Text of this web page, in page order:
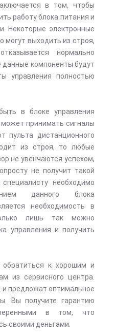
в том, чтобы
работу блока питания и
Некоторые электронные
могут выходить из строя,
нормально
компоненты будут
управления полностью
в блоке управления
принимать сигналы
пульта дистанционного
из строя, то любые
не увенчаются успехом,
не получит такой
необходимо
данного блока
необходимость в
лишь так можно
управления и получить
к хорошим и
из сервисного центра.
предложат оптимальное
Вы получите гарантию
в том, что
своими деньгами.